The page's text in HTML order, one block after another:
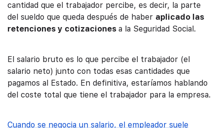
cantidad que el trabajador percibe, es decir, la parte
del sueldo que queda después de haber aplicado las
retenciones y cotizaciones a la Seguridad Social.
El salario bruto es lo que percibe el trabajador (el
salario neto) junto con todas esas cantidades que
pagamos al Estado. En definitiva, estaríamos hablando
del coste total que tiene el trabajador para la empresa.
Cuando se negocia un salario, el empleador suele